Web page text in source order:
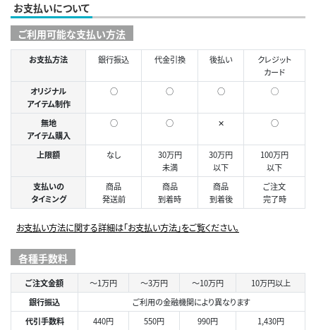
お支払いについて
ご利用可能な支払い方法
お支払方法 銀行振込 代金引換 後払い
クレジット
カード
オリジナル
アイテム制作
○ ○ ○ ◯
無地
アイテム購入
○ ○ ✕ ○
上限額 なし
30万円
未満
30万円
以下
100万円
以下
支払いの
タイミング
商品
発送前
商品
到着時
商品
到着後
ご注文
完了時
お支払い方法に関する詳細は「お支払い方法」をご覧ください。
各種手数料
ご注文金額 ～1万円 ～3万円 ～10万円
10万円以上
銀行振込
ご利用の金融機関により異なります
代引手数料
440円 550円 990円 1,430円